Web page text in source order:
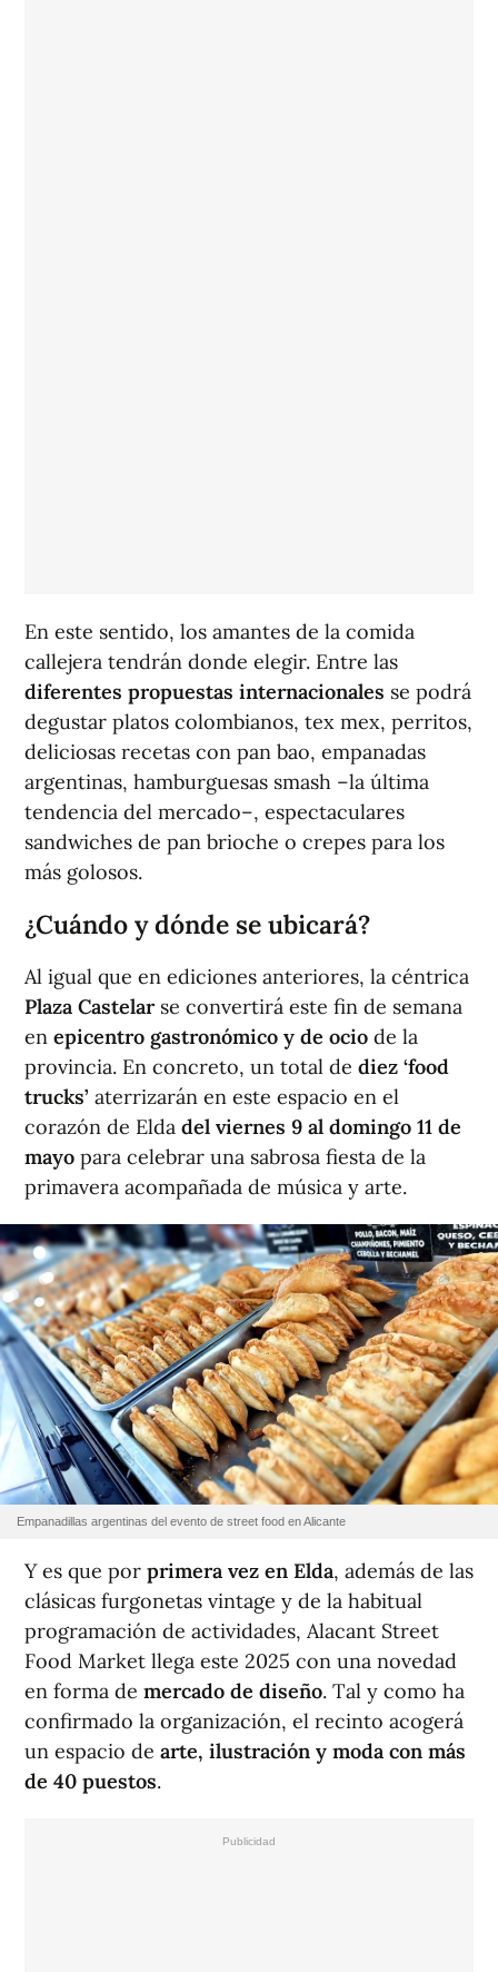
En este sentido, los amantes de la comida
callejera tendrán donde elegir. Entre las
diferentes propuestas internacionales se podrá
degustar platos colombianos, tex mex, perritos,
deliciosas recetas con pan bao, empanadas
argentinas, hamburguesas smash –la última
tendencia del mercado–, espectaculares
sandwiches de pan brioche o crepes para los
más golosos.
¿Cuándo y dónde se ubicará?
Al igual que en ediciones anteriores, la céntrica
Plaza Castelarse convertirá este fin de semana
en epicentro gastronómico y de ocio de la
provincia. En concreto, un total de diez ‘food
trucks’ aterrizarán en este espacio en el
corazón de Elda del viernes 9 al domingo 11 de
mayo para celebrar una sabrosa fiesta de la
primavera acompañada de música y arte.
Empanadillas argentinas del evento de street food en Alicante
Y es que por primera vez en Elda, además de las
clásicas furgonetas vintage y de la habitual
programación de actividades, Alacant Street
Food Market llega este 2025 con una novedad
en forma de mercado de diseño. Tal y como ha
confirmado la organización, el recinto acogerá
un espacio de arte, ilustración y moda con más
de 40 puestos.